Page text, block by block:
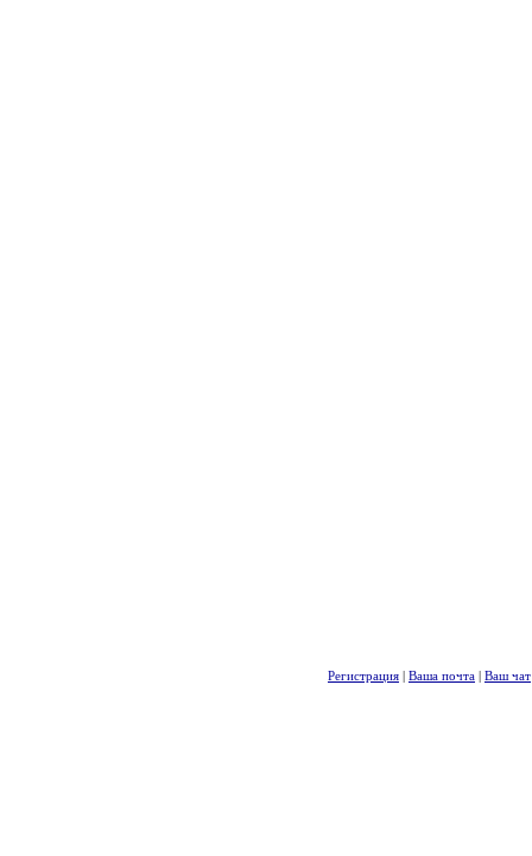
Регистрация | Ваша почта | Ваш чат